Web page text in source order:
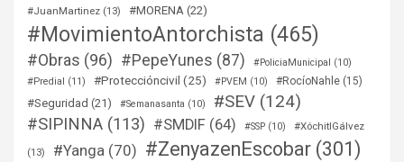
#JuanMartinez (13) #MORENA (22)
#MovimientoAntorchista (465)
#Obras (96) #PepeYunes (87) #PoliciaMunicipal
(10)
#Predial
(11) #Proteccióncivil (25) #PVEM (10) #RocíoNahle (15)
#Seguridad (21) #Semanasanta (10) #SEV (124)
#SIPINNA (113) #SMDIF (64) #SSP (10) #XóchitlGálvez
(13) #Yanga (70) #ZenyazenEscobar (301)